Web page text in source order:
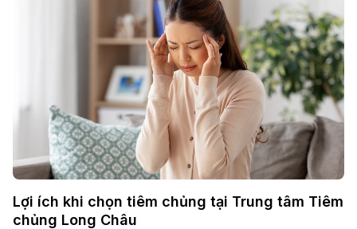
Lợi ích khi chọn tiêm chủng tại Trung tâm Tiêm
chủng Long Châu